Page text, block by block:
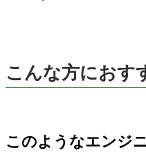
こんな方におす
このようなエンジ